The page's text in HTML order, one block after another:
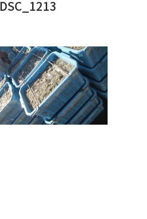
DSC_1213